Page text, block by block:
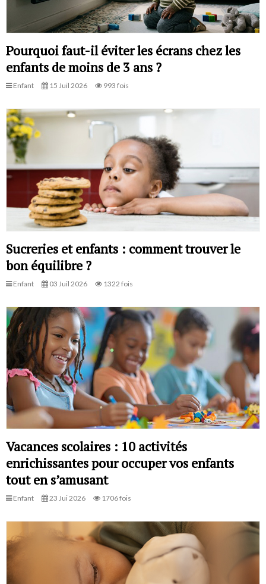
Pourquoi faut-il éviter les écrans chez les
enfants de moins de 3 ans ?
Enfant 15 Juil 2026 993 fois
Sucreries et enfants : comment trouver le
bon équilibre ?
Enfant 03 Juil 2026 1322 fois
Vacances scolaires : 10 activités
enrichissantes pour occuper vos enfants
tout en s’amusant
Enfant 23 Jui 2026 1706 fois